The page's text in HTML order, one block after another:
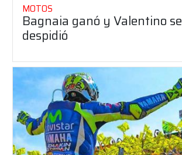
MOTOS
Bagnaia ganó y Valentino se
despidió